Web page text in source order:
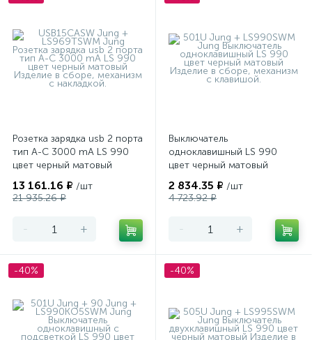
Розетка зарядка usb 2 порта
тип А-С 3000 mA LS 990
цвет черный матовый
13 161.16 ₽ /шт
21 935.26 ₽
- +
Выключатель
одноклавишный LS 990
цвет черный матовый
2 834.35 ₽ /шт
4 723.92 ₽
- +
-40% -40%